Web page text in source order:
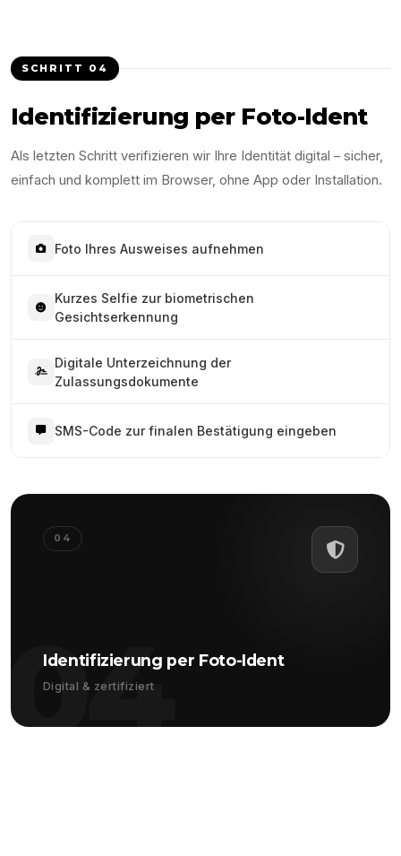
SCHRITT 04
Identifizierung per Foto-Ident
Als letzten Schritt verifizieren wir Ihre Identität digital – sicher,
einfach und komplett im Browser, ohne App oder Installation.
Foto Ihres Ausweises aufnehmen
Kurzes Selfie zur biometrischen
Gesichtserkennung
Digitale Unterzeichnung der
Zulassungsdokumente
SMS-Code zur finalen Bestätigung eingeben
04
04
Identifizierung per Foto-Ident
Digital & zertifiziert